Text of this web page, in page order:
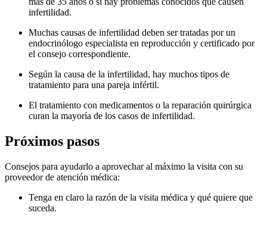
infertilidad.
Muchas causas de infertilidad deben ser tratadas por un
endocrinólogo especialista en reproducción y certificado por
el consejo correspondiente.
Según la causa de la infertilidad, hay muchos tipos de
tratamiento para una pareja infértil.
El tratamiento con medicamentos o la reparación quirúrgica
curan la mayoría de los casos de infertilidad.
Próximos pasos
Consejos para ayudarlo a aprovechar al máximo la visita con su
proveedor de atención médica:
Tenga en claro la razón de la visita médica y qué quiere que
suceda.